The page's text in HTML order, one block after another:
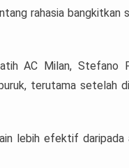
rahasia bangkitkan
AC Milan,
terutama setelah
lebih efektif